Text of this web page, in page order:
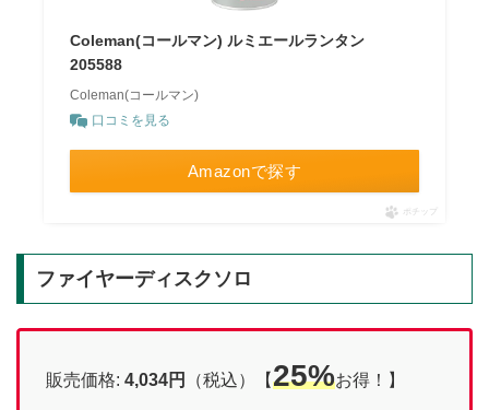
Coleman(コールマン) ルミエールランタン
205588
Coleman(コールマン)
口コミを見る
Amazonで探す
ポチップ
ファイヤーディスクソロ
販売価格: 4,034円 （税込）【25%お得！】